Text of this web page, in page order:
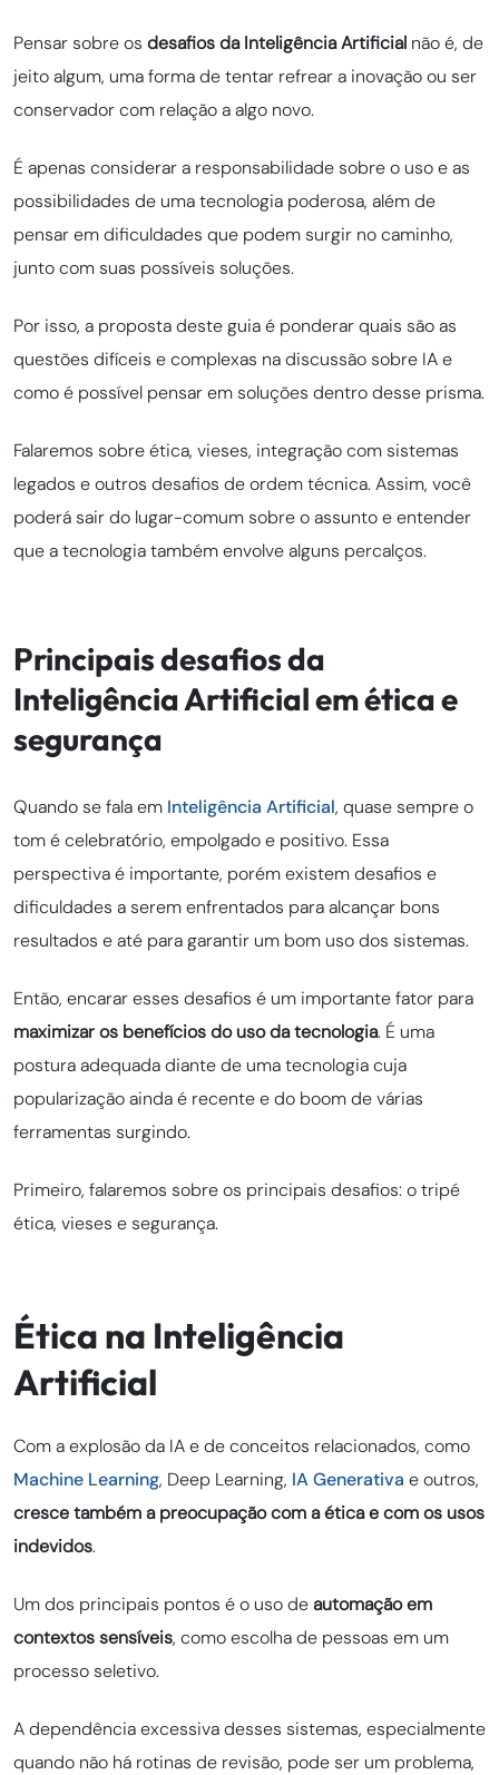
Pensar sobre os desafios da Inteligência Artificial não é, de
jeito algum, uma forma de tentar refrear a inovação ou ser
conservador com relação a algo novo.
É apenas considerar a responsabilidade sobre o uso e as
possibilidades de uma tecnologia poderosa, além de
pensar em dificuldades que podem surgir no caminho,
junto com suas possíveis soluções.
Por isso, a proposta deste guia é ponderar quais são as
questões difíceis e complexas na discussão sobre IA e
como é possível pensar em soluções dentro desse prisma.
Falaremos sobre ética, vieses, integração com sistemas
legados e outros desafios de ordem técnica. Assim, você
poderá sair do lugar-comum sobre o assunto e entender
que a tecnologia também envolve alguns percalços.
Principais desafios da
Inteligência Artificial em ética e
segurança
Quando se fala em Inteligência Artificial, quase sempre o
tom é celebratório, empolgado e positivo. Essa
perspectiva é importante, porém existem desafios e
dificuldades a serem enfrentados para alcançar bons
resultados e até para garantir um bom uso dos sistemas.
Então, encarar esses desafios é um importante fator para
maximizar os benefícios do uso da tecnologia. É uma
postura adequada diante de uma tecnologia cuja
popularização ainda é recente e do boom de várias
ferramentas surgindo.
Primeiro, falaremos sobre os principais desafios: o tripé
ética, vieses e segurança.
Ética na Inteligência
Artificial
Com a explosão da IA e de conceitos relacionados, como
Machine Learning, Deep Learning, IA Generativa e outros,
cresce também a preocupação com a ética e com os usos
indevidos.
Um dos principais pontos é o uso deautomação em
contextos sensíveis, como escolha de pessoas em um
processo seletivo.
A dependência excessiva desses sistemas, especialmente
quando não há rotinas de revisão, pode ser um problema,